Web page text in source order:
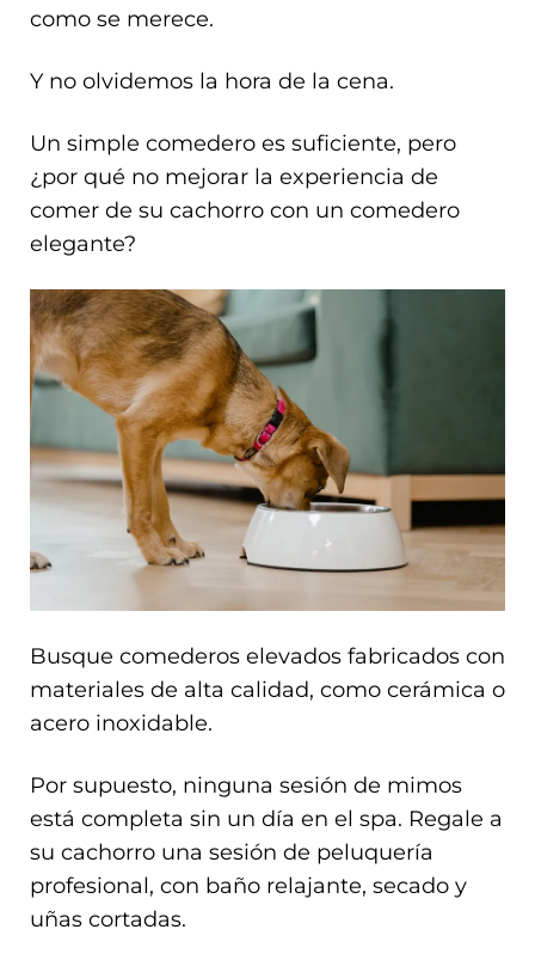
como se merece.
Y no olvidemos la hora de la cena.
Un simple comedero es suficiente, pero
¿por qué no mejorar la experiencia de
comer de su cachorro con un comedero
elegante?
Busque comederos elevados fabricados con
materiales de alta calidad, como cerámica o
acero inoxidable.
Por supuesto, ninguna sesión de mimos
está completa sin un día en el spa. Regale a
su cachorro una sesión de peluquería
profesional, con baño relajante, secado y
uñas cortadas.